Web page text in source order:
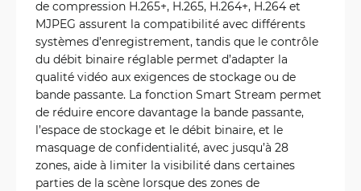
de compression H.265+, H.265, H.264+, H.264 et
MJPEG assurent la compatibilité avec différents
systèmes d’enregistrement, tandis que le contrôle
du débit binaire réglable permet d’adapter la
qualité vidéo aux exigences de stockage ou de
bande passante. La fonction Smart Stream permet
de réduire encore davantage la bande passante,
l’espace de stockage et le débit binaire, et le
masquage de confidentialité, avec jusqu’à 28
zones, aide à limiter la visibilité dans certaines
parties de la scène lorsque des zones de